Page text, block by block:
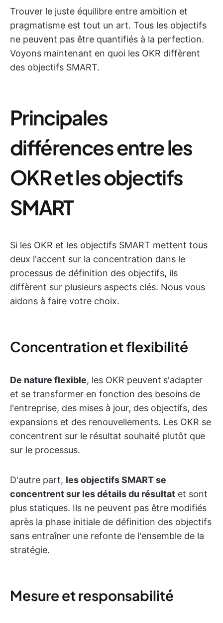
Trouver le juste équilibre entre ambition et
pragmatisme est tout un art. Tous les objectifs
ne peuvent pas être quantifiés à la perfection.
Voyons maintenant en quoi les OKR diffèrent
des objectifs SMART.
Principales
différences entre les
OKR et les objectifs
SMART
Si les OKR et les objectifs SMART mettent tous
deux l'accent sur la concentration dans le
processus de définition des objectifs, ils
diffèrent sur plusieurs aspects clés. Nous vous
aidons à faire votre choix.
Concentration et flexibilité
De nature flexible, les OKR peuvent s'adapter
et se transformer en fonction des besoins de
l'entreprise, des mises à jour, des objectifs, des
expansions et des renouvellements. Les OKR se
concentrent sur le résultat souhaité plutôt que
sur le processus.
D'autre part, les objectifs SMART se
concentrent sur les détails du résultat et sont
plus statiques. Ils ne peuvent pas être modifiés
après la phase initiale de définition des objectifs
sans entraîner une refonte de l'ensemble de la
stratégie.
Mesure et responsabilité